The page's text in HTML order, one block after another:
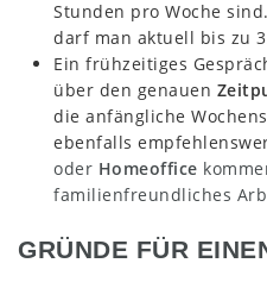
Stunden pro Woche
darf man aktuell bis zu
Ein frühzeitiges
über den genauen
die anfängliche
ebenfalls
oder Homeoffice
familienfreundliches
GRÜNDE FÜR